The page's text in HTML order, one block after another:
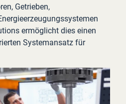
Getrieben,
ermöglicht dies einen
Systemansatz für